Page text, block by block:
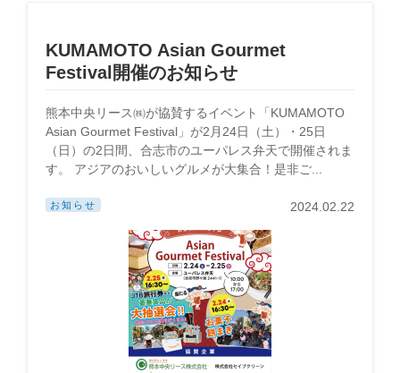
KUMAMOTO Asian Gourmet
Festival開催のお知らせ
熊本中央リース㈱が協賛するイベント「KUMAMOTO
Asian Gourmet Festival」が2月24日（土）・25日
（日）の2日間、合志市のユーパレス弁天で開催されま
す。 アジアのおいしいグルメが大集合！是非ご...
お知らせ 2024.02.22